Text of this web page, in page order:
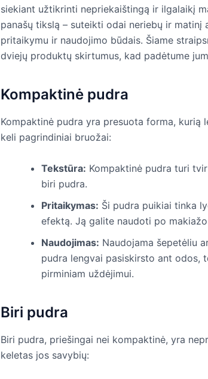
siekiant užtikrinti nepriekaištingą ir ilgalaikį
panašų tikslą – suteikti odai neriebų ir matinį
pritaikymu ir naudojimo būdais. Šiame
dviejų produktų skirtumus, kad padėtume
Kompaktinė pudra
Kompaktinė pudra yra presuota forma, kurią
keli pagrindiniai bruožai:
Tekstūra: Kompaktinė pudra turi
biri pudra.
Pritaikymas: Ši pudra puikiai tinka
efektą. Ją galite naudoti po
Naudojimas: Naudojama šepetėliu
pudra lengvai pasiskirsto ant odos,
pirminiam uždėjimui.
Biri pudra
Biri pudra, priešingai nei kompaktinė, yra
keletas jos savybių: